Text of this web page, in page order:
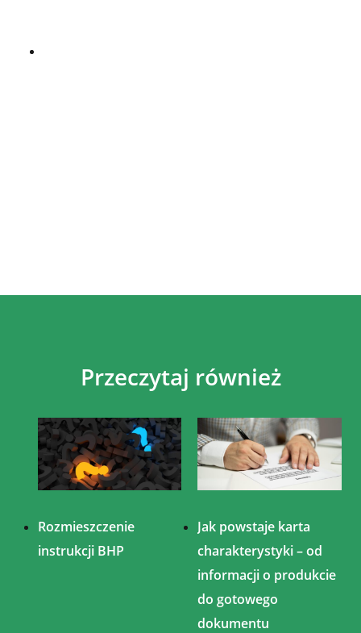
Przeczytaj również
Rozmieszczenie
instrukcji BHP
Jak powstaje karta
charakterystyki – od
informacji o produkcie
do gotowego
dokumentu